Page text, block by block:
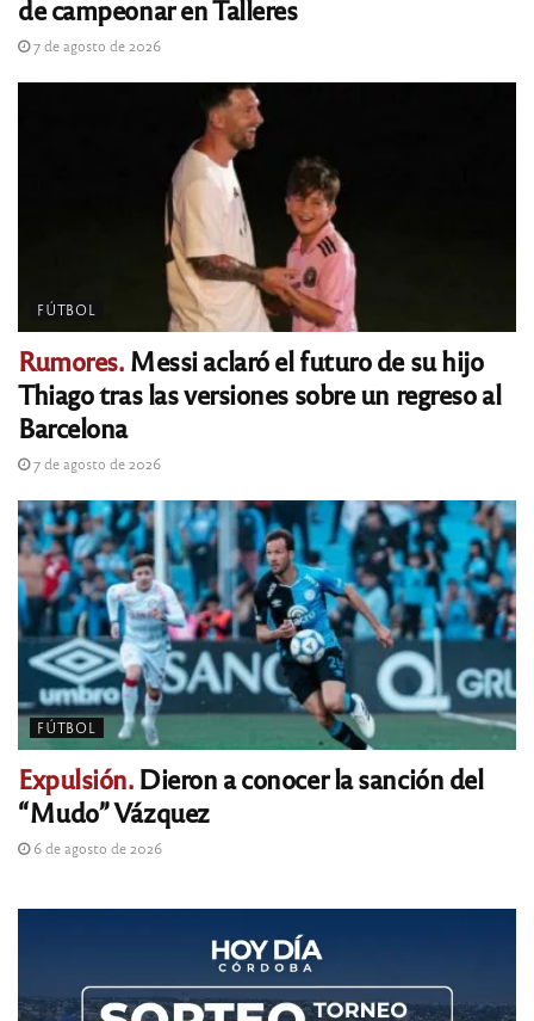
de campeonar en Talleres
7 de agosto de 2026
FÚTBOL
Rumores.Messi aclaró el futuro de su hijo
Thiago tras las versiones sobre un regreso al
Barcelona
7 de agosto de 2026
FÚTBOL
Expulsión.Dieron a conocer la sanción del
“Mudo” Vázquez
6 de agosto de 2026